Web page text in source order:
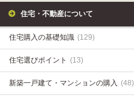
住宅・不動産について
住宅購入の基礎知識 (129)
住宅選びポイント (13)
新築一戸建て・マンションの購入 (48)